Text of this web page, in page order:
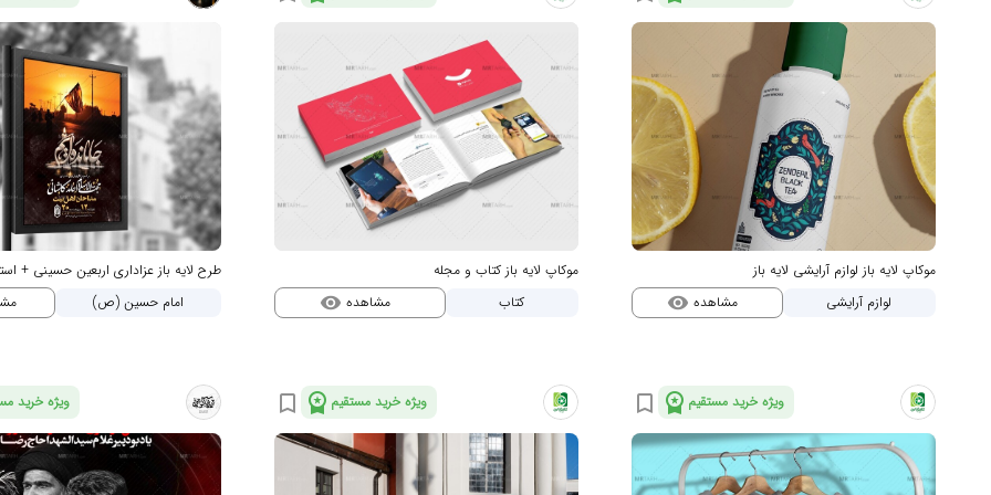
موکاپ لایه باز لوازم آرایشی لایه باز
لوازم آرایشی
مشاهده visibility
موکاپ لایه باز کتاب و مجله
کتاب
مشاهده visibility
طرح لایه باز عزاداری اربعین حسینی +
امام حسین (ص)
ویژه خرید مستقیم workspace_premium
bookmark_border ویژه خرید مستقیم workspace_premium
bookmark_border ویژه خرید